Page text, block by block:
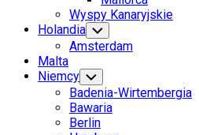
Wyspy Kanaryjskie
Holandia Toggle
Child
Menu
Amsterdam
Malta
Niemcy Toggle
Child
Menu
Badenia-Wirtembergia
Bawaria
Berlin